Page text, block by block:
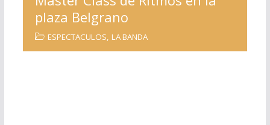
plaza Belgrano
ESPECTACULOS, LA BANDA